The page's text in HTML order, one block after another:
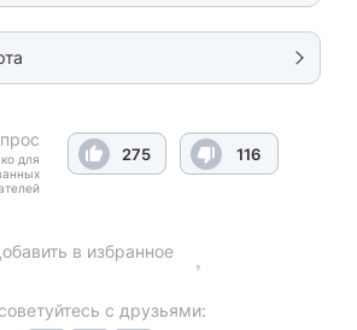
для
275 116
в избранное
с друзьями: